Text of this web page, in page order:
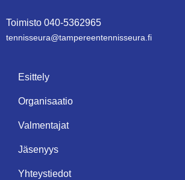
Toimisto 040-5362965
tennisseura@tampe­reen­ten­nis­seu­ra.fi
Esittely
Organisaatio
Valmentajat
Jäsenyys
Yhteystiedot